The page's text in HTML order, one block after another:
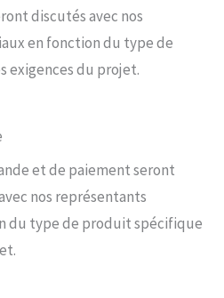
discutés avec nos
en fonction du type de
exigences du projet.
et de paiement seront
nos représentants
du type de produit spécifique